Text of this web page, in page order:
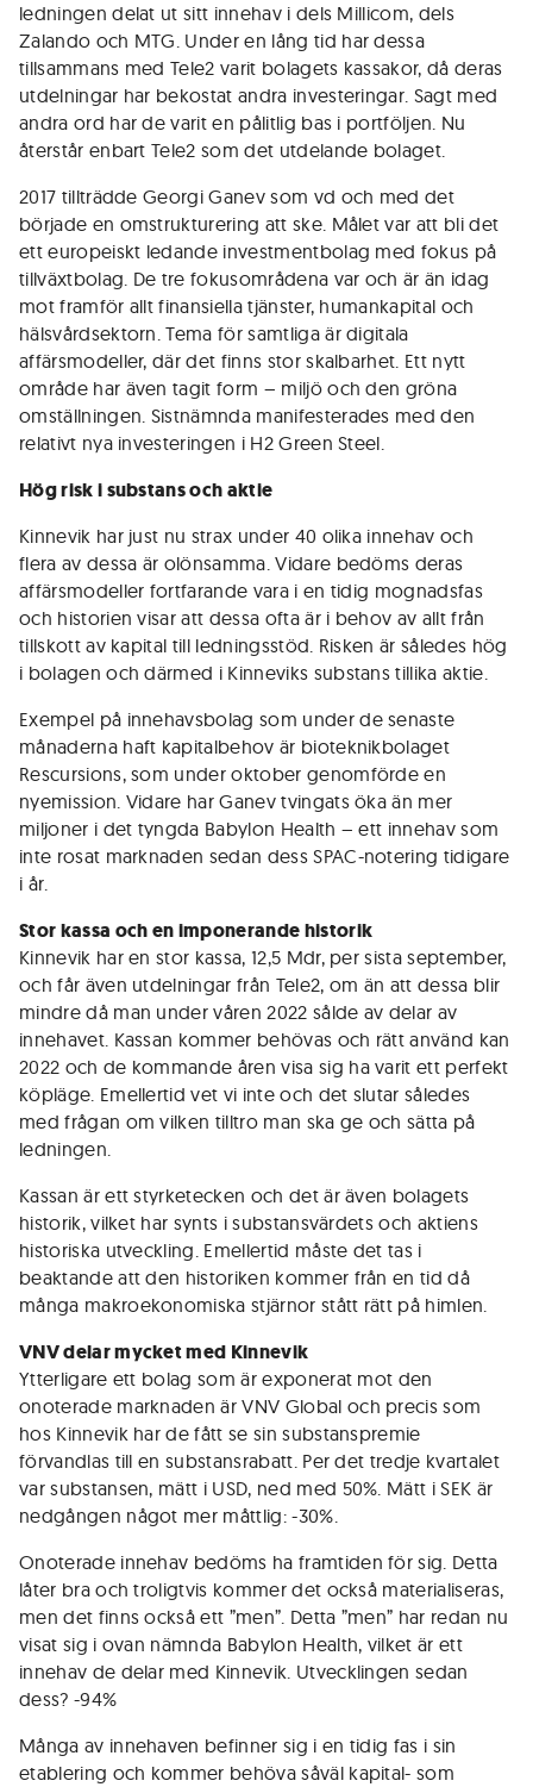
ledningen delat ut sitt innehav i dels Millicom, dels
Zalando och MTG. Under en lång tid har dessa
tillsammans med Tele2 varit bolagets kassakor, då deras
utdelningar har bekostat andra investeringar. Sagt med
andra ord har de varit en pålitlig bas i portföljen. Nu
återstår enbart Tele2 som det utdelande bolaget.
2017 tillträdde Georgi Ganev som vd och med det
började en omstrukturering att ske. Målet var att bli det
ett europeiskt ledande investmentbolag med fokus på
tillväxtbolag. De tre fokusområdena var och är än idag
mot framför allt finansiella tjänster, humankapital och
hälsvårdsektorn. Tema för samtliga är digitala
affärsmodeller, där det finns stor skalbarhet. Ett nytt
område har även tagit form – miljö och den gröna
omställningen. Sistnämnda manifesterades med den
relativt nya investeringen i H2 Green Steel.
Hög risk i substans och aktie
Kinnevik har just nu strax under 40 olika innehav och
flera av dessa är olönsamma. Vidare bedöms deras
affärsmodeller fortfarande vara i en tidig mognadsfas
och historien visar att dessa ofta är i behov av allt från
tillskott av kapital till ledningsstöd. Risken är således hög
i bolagen och därmed i Kinneviks substans tillika aktie.
Exempel på innehavsbolag som under de senaste
månaderna haft kapitalbehov är bioteknikbolaget
Rescursions, som under oktober genomförde en
nyemission. Vidare har Ganev tvingats öka än mer
miljoner i det tyngda Babylon Health – ett innehav som
inte rosat marknaden sedan dess SPAC-notering tidigare
i år.
Stor kassa och en imponerande historik
Kinnevik har en stor kassa, 12,5 Mdr, per sista september,
och får även utdelningar från Tele2, om än att dessa blir
mindre då man under våren 2022 sålde av delar av
innehavet. Kassan kommer behövas och rätt använd kan
2022 och de kommande åren visa sig ha varit ett perfekt
köpläge. Emellertid vet vi inte och det slutar således
med frågan om vilken tilltro man ska ge och sätta på
ledningen.
Kassan är ett styrketecken och det är även bolagets
historik, vilket har synts i substansvärdets och aktiens
historiska utveckling. Emellertid måste det tas i
beaktande att den historiken kommer från en tid då
många makroekonomiska stjärnor stått rätt på himlen.
VNV delar mycket med Kinnevik
Ytterligare ett bolag som är exponerat mot den
onoterade marknaden är VNV Global och precis som
hos Kinnevik har de fått se sin substanspremie
förvandlas till en substansrabatt. Per det tredje kvartalet
var substansen, mätt i USD, ned med 50%. Mätt i SEK är
nedgången något mer måttlig: -30%.
Onoterade innehav bedöms ha framtiden för sig. Detta
låter bra och troligtvis kommer det också materialiseras,
men det finns också ett ”men”. Detta ”men” har redan nu
visat sig i ovan nämnda Babylon Health, vilket är ett
innehav de delar med Kinnevik. Utvecklingen sedan
dess? -94%
Många av innehaven befinner sig i en tidig fas i sin
etablering och kommer behöva såväl kapital- som